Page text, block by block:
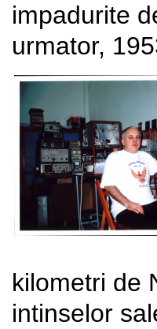
impadurite
urmator,
kilometri de
intinselor